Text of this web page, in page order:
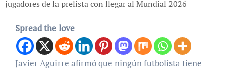
Spread the love
Javier Aguirre afirmó que ningún futbolista tiene